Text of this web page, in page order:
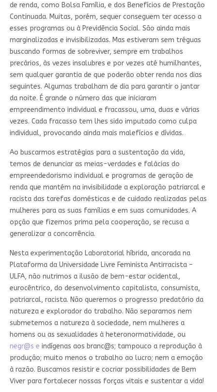
de renda, como Bolsa Família, e dos Benefícios de Prestação
Continuada. Muitas, porém, sequer conseguem ter acesso a
esses programas ou à Previdência Social. São ainda mais
marginalizadas e invisibilizadas. Mas estiveram sem tréguas
buscando formas de sobreviver, sempre em trabalhos
precários, às vezes insalubres e por vezes até humilhantes,
sem qualquer garantia de que poderão obter renda nos dias
seguintes. Algumas trabalham de dia para garantir o jantar
da noite. É grande o número das que iniciaram
empreendimento individual e fracassou, uma, duas e várias
vezes. Cada fracasso tem lhes sido imputado como culpa
individual, provocando ainda mais malefícios e dívidas.
Ao buscarmos estratégias para a sustentação da vida,
temos de denunciar as meias-verdades e falácias do
empreendedorismo individual e programas de geração de
renda que mantém na invisibilidade a exploração patriarcal e
racista das tarefas domésticas e de cuidado realizadas pelas
mulheres para as suas famílias e em suas comunidades. A
opção que fizemos prima pela cooperação, se recusa a
generalizar a concorrência.
Nesta experimentação Laboratorial híbrida, ancorada na
Plataforma da Universidade Livre Feminista Antirracista –
ULFA, não nutrimos a ilusão de bem-estar ocidental,
eurocêntrico, do desenvolvimento capitalista, consumista,
patriarcal, racista. Não queremos o progresso predatório da
natureza e explorador do trabalho. Não separamos nem
submetemos a natureza à sociedade, nem mulheres a
homens ou as sexualidades à heteronormatividade, ou
negr@s e indígenas aos branc@s; tampouco a reprodução à
produção; muito menos o trabalho ao lucro; nem a emoção
à razão. Buscamos resistir e cocriar possibilidades de Bem
Viver para fortalecer nossas forças vitais e sustentar a vida!